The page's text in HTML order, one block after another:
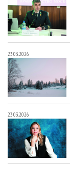
23.03.2026
23.03.2026